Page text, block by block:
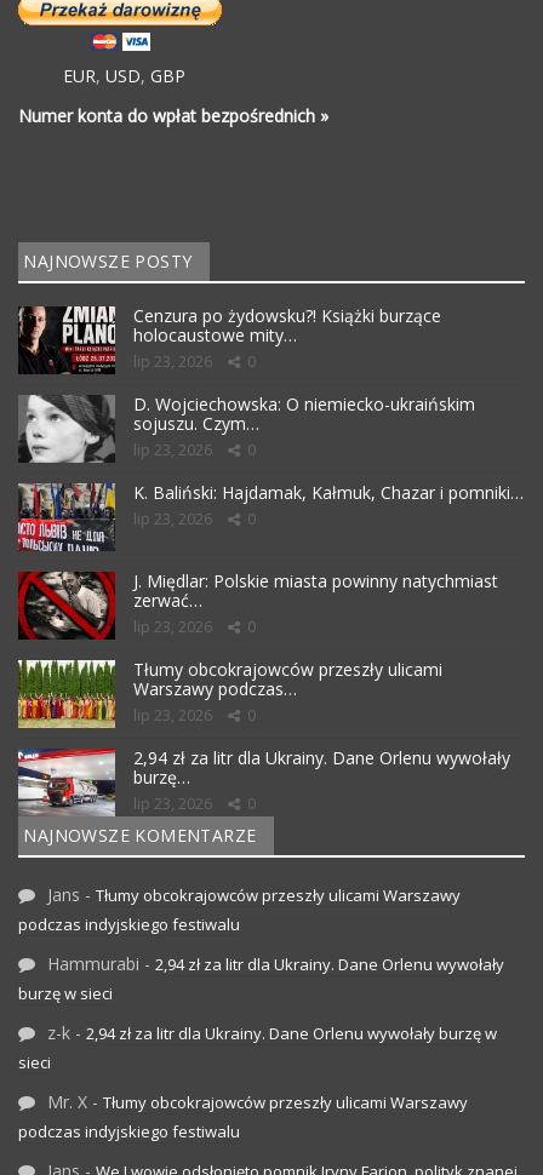
EUR, USD, GBP
Numer konta do wpłat bezpośrednich »
NAJNOWSZE POSTY
Cenzura po żydowsku?! Książki burzące
holocaustowe mity…
lip 23, 2026 0
D. Wojciechowska: O niemiecko-ukraińskim
sojuszu. Czym…
lip 23, 2026 0
K. Baliński: Hajdamak, Kałmuk, Chazar i pomniki…
lip 23, 2026 0
J. Międlar: Polskie miasta powinny natychmiast
zerwać…
lip 23, 2026 0
Tłumy obcokrajowców przeszły ulicami
Warszawy podczas…
lip 23, 2026 0
2,94 zł za litr dla Ukrainy. Dane Orlenu wywołały
burzę…
lip 23, 2026 0
NAJNOWSZE KOMENTARZE
Jans - Tłumy obcokrajowców przeszły ulicami Warszawy
podczas indyjskiego festiwalu
Hammurabi - 2,94 zł za litr dla Ukrainy. Dane Orlenu wywołały
burzę w sieci
z-k - 2,94 zł za litr dla Ukrainy. Dane Orlenu wywołały burzę w
sieci
Mr. X - Tłumy obcokrajowców przeszły ulicami Warszawy
podczas indyjskiego festiwalu